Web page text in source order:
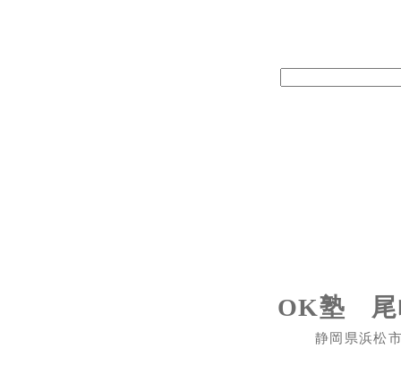
OK塾 尾
静岡県浜松